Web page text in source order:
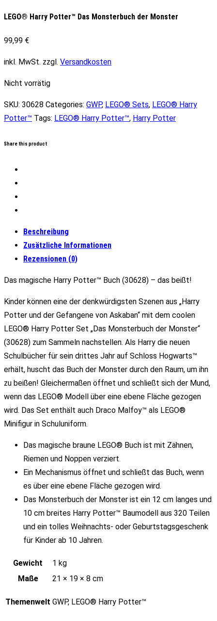
LEGO® Harry Potter™ Das Monsterbuch der Monster
99,99 €
inkl. MwSt. zzgl. Versandkosten
Nicht vorrätig
SKU: 30628 Categories: GWP, LEGO® Sets, LEGO® Harry
Potter™ Tags: LEGO® Harry Potter™, Harry Potter
Share this product
Beschreibung
Zusätzliche Informationen
Rezensionen (0)
Das magische Harry Potter™ Buch (30628) – das beißt!
Kinder können eine der denkwürdigsten Szenen aus „Harry
Potter und der Gefangene von Askaban“ mit dem coolen
LEGO® Harry Potter Set „Das Monsterbuch der Monster“
(30628) zum Sammeln nachstellen. Als Harry die neuen
Schulbücher für sein drittes Jahr auf Schloss Hogwarts™
erhält, huscht das Buch der Monster durch den Raum, um ihn
zu beißen! Gleichermaßen öffnet und schließt sich der Mund,
wenn das LEGO® Modell über eine ebene Fläche gezogen
wird. Das Set enthält auch Draco Malfoy™ als LEGO®
Minifigur in Schuluniform.
Das magische braune LEGO® Buch ist mit Zähnen,
Riemen und Noppen verziert.
Ein Mechanismus öffnet und schließt das Buch, wenn
es über eine ebene Fläche gezogen wird.
Das Monsterbuch der Monster ist ein 12 cm langes und
10 cm breites Harry Potter™ Baumodell aus 320 Teilen
und ein tolles Weihnachts- oder Geburtstagsgeschenk
für Kinder ab 10 Jahren.
Gewicht
1 kg
Maße
21 × 19 × 8 cm
Themenwelt GWP, LEGO® Harry Potter™